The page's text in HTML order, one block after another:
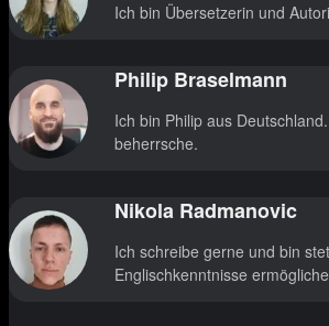
Ich bin Übersetzerin und
Philip Braselmann
Ich bin Philip aus
beherrsche.
Nikola Radmanovic
Ich schreibe gerne und bin
Englischkenntnisse